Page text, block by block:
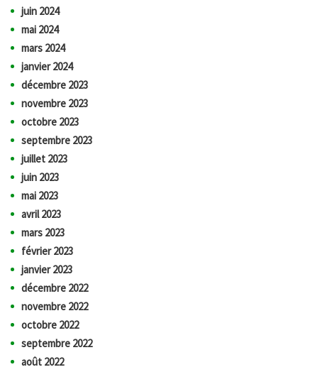
juin 2024
mai 2024
mars 2024
janvier 2024
décembre 2023
novembre 2023
octobre 2023
septembre 2023
juillet 2023
juin 2023
mai 2023
avril 2023
mars 2023
février 2023
janvier 2023
décembre 2022
novembre 2022
octobre 2022
septembre 2022
août 2022